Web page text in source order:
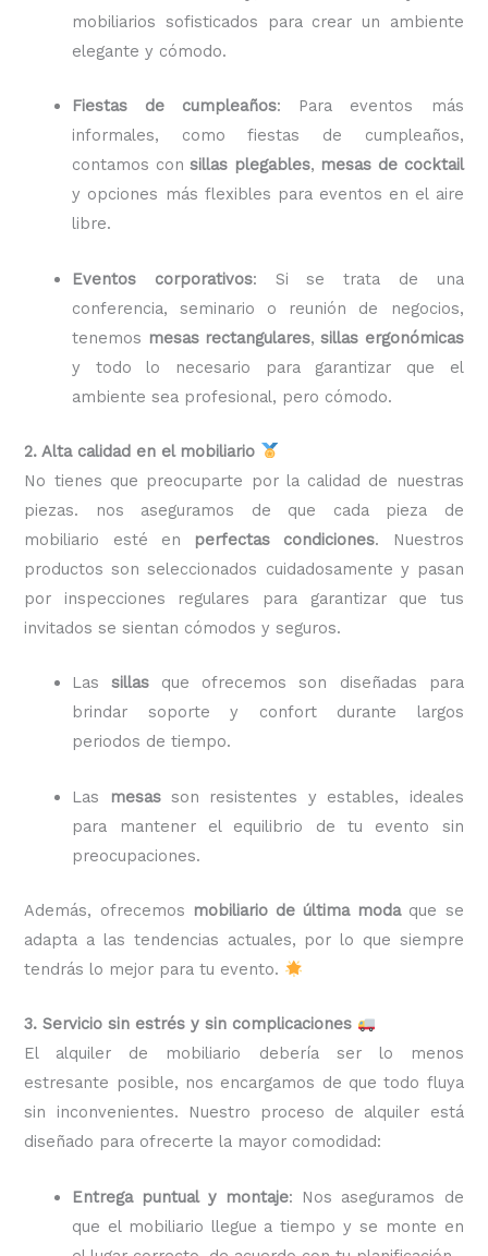
mobiliarios sofisticados para crear un ambiente
elegante y cómodo.
Fiestas de cumpleaños: Para eventos más
informales, como fiestas de cumpleaños,
contamos consillas plegables, mesas de cocktail
y opciones más flexibles para eventos en el aire
libre.
Eventos corporativos: Si se trata de una
conferencia, seminario o reunión de negocios,
tenemos mesas rectangulares,sillas ergonómicas
y todo lo necesario para garantizar que el
ambiente sea profesional, pero cómodo.
2. Alta calidad en el mobiliario
No tienes que preocuparte por la calidad de nuestras
piezas. nos aseguramos de que cada pieza de
mobiliario esté en
perfectas condiciones. Nuestros
productos son seleccionados cuidadosamente y pasan
por inspecciones regulares para garantizar que tus
invitados se sientan cómodos y seguros.
Lassillas que ofrecemos son diseñadas para
brindar soporte y confort durante largos
periodos de tiempo.
Las mesasson resistentes y estables, ideales
para mantener el equilibrio de tu evento sin
preocupaciones.
Además, ofrecemos mobiliario de última modaque se
adapta a las tendencias actuales, por lo que siempre
tendrás lo mejor para tu evento.
3. Servicio sin estrés y sin complicaciones
El alquiler de mobiliario debería ser lo menos
estresante posible, nos encargamos de que todo fluya
sin inconvenientes. Nuestro proceso de alquiler está
diseñado para ofrecerte la mayor comodidad:
Entrega puntual y montaje: Nos aseguramos de
que el mobiliario llegue a tiempo y se monte en